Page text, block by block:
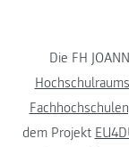
Die FH
Hochschulraums
dem Projekt